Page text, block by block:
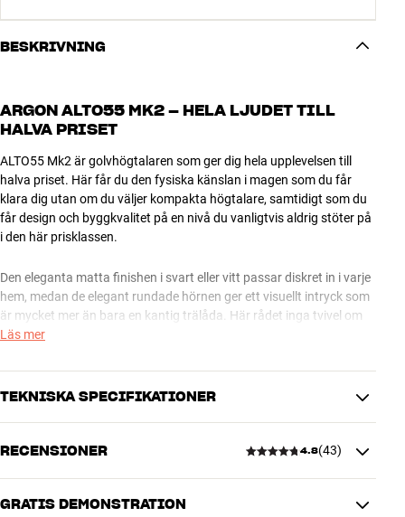
BESKRIVNING
ARGON ALTO55 MK2 – HELA LJUDET TILL
HALVA PRISET
ALTO55 Mk2 är golvhögtalaren som ger dig hela upplevelsen till
halva priset. Här får du den fysiska känslan i magen som du får
klara dig utan om du väljer kompakta högtalare, samtidigt som du
får design och byggkvalitet på en nivå du vanligtvis aldrig stöter på
i den här prisklassen.
Den eleganta matta finishen i svart eller vitt passar diskret in i varje
hem, medan de elegant rundade hörnen ger ett visuellt intryck som
är mycket mer än bara en kantig trälåda. Här rådet inga tvivel om
att varje detalj är väl genomtänkt.
HÖG KVALITET IN I MINSTA DETALJ
Istället för ett stort baselement så har ALTO55 Mk2 två 5,25-tums
bas-/mellanregisterelement som tillsammans ombesörjer
kunnat minska kabinettstorleken så att högtalaren inte blir
dominerade i vardagsrummet. I toppen hittar du en högkvalitativ
softdome-diskant som ger musiken luft och detaljer.
Läs mer
TEKNISKA SPECIFIKATIONER
PRESTANDA
Frekvensomfång (-3 dB)
35 - 20000 Hz
Kabinettkonstruktion
RECENSIONER 4.8(43)
GRATIS DEMONSTRATION